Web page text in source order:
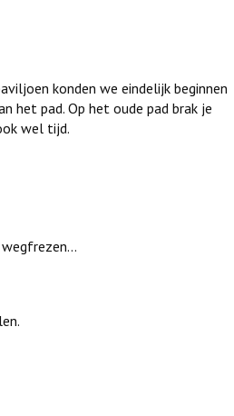
konden we eindelijk beginnen
het pad. Op het oude pad brak je
wel tijd.